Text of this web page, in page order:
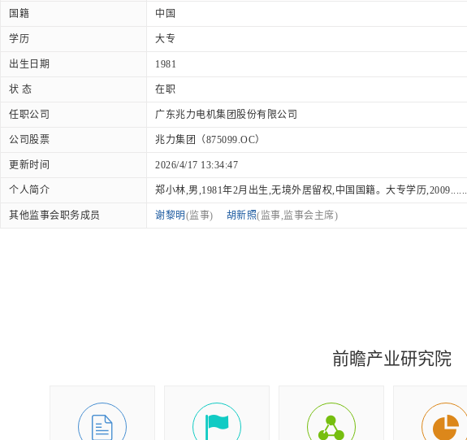
国籍 中国
学历 大专
出生日期 1981
状 态 在职
任职公司 广东兆力电机集团股份有限公司
公司股票 兆力集团（875099.OC）
更新时间 2026/4/17 13:34:47
个人简介 郑小林,男,1981年2月出生,无境外居留权,中国国籍。大专学历,2009......
其他监事会职务成员 谢黎明(监事) 胡新照(监事,监事会主席)
前瞻产业研究院